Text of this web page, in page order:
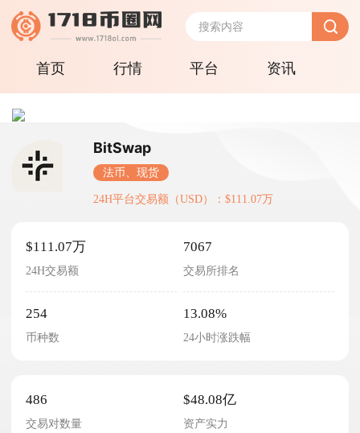
首页 行情 平台 资讯
BitSwap
法币、现货
24H平台交易额（USD）：$111.07万
$111.07万
24H交易额
7067
交易所排名
254
币种数
13.08%
24小时涨跌幅
486
交易对数量
$48.08亿
资产实力